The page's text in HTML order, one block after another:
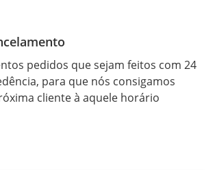
pedidos que sejam feitos com 24
para que nós consigamos
cliente à aquele horário